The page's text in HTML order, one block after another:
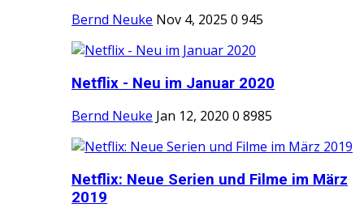
Bernd Neuke Nov 4, 2025 0 945
Netflix - Neu im Januar 2020
Bernd Neuke Jan 12, 2020 0 8985
Netflix: Neue Serien und Filme im März
2019